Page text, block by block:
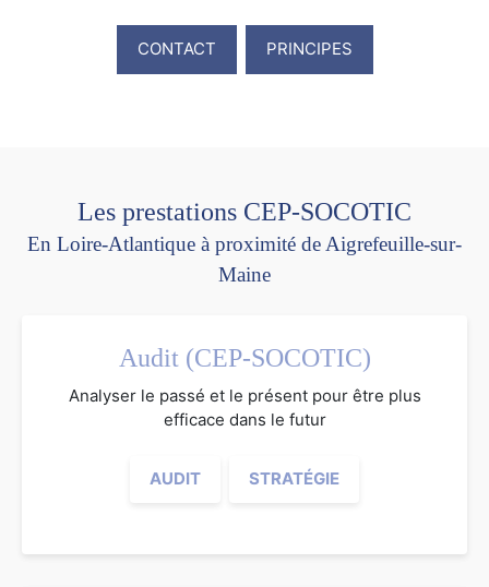
CONTACT PRINCIPES
Les prestations CEP-SOCOTIC
En Loire-Atlantique à proximité de Aigrefeuille-sur-
Maine
Audit (CEP-SOCOTIC)
Analyser le passé et le présent pour être plus
efficace dans le futur
AUDIT STRATÉGIE